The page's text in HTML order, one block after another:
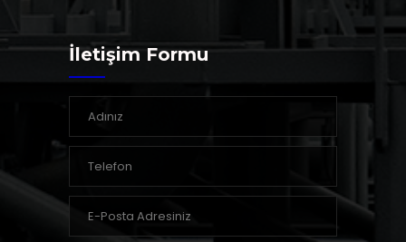
İletişim Formu